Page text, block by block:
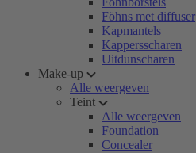
Föhns met diffuser
Kapmantels
Kappersscharen
Uitdunscharen
Make-up
Alle weergeven
Teint
Alle weergeven
Foundation
Concealer